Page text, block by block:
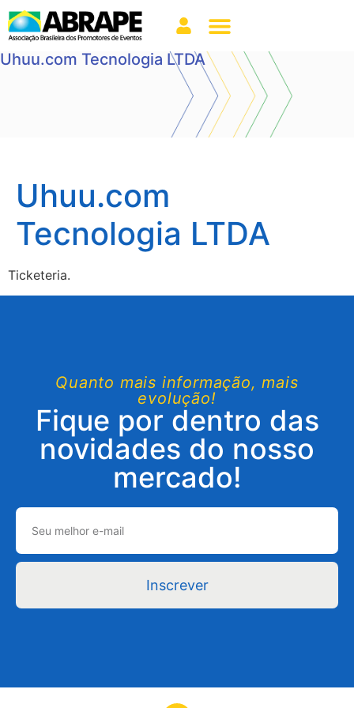
Uhuu.com Tecnologia LTDA
Uhuu.com
Tecnologia LTDA
Ticketeria.
Quanto mais informação, mais
evolução!
Fique por dentro das
novidades do nosso
mercado!
Inscrever